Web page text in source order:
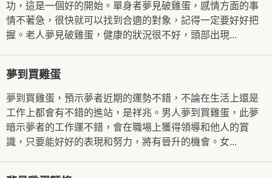
功，這是一個好的開始。單身者夢見破雞蛋，感情方面的事
情不著急，很快就可以找到合適的對象，記得一定要好好把
握。老人夢見破雞蛋，健康的狀況很不好，頭部出現...
夢到買雞蛋
夢到買雞蛋，預示夢者近期的運勢不錯，不論在生活上還是
工作上都會有不錯的進站，是祥兆。男人夢到買雞蛋，此夢
暗示夢者的工作運不錯，會在職場上獲得領導和他人的賞
識，只要能好好的表現和努力，將有晉升的機會。女...